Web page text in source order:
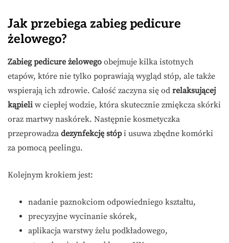
Jak przebiega zabieg pedicure
żelowego?
Zabieg pedicure żelowego obejmuje kilka istotnych
etapów, które nie tylko poprawiają wygląd stóp, ale także
wspierają ich zdrowie. Całość zaczyna się od relaksującej
kąpieli w ciepłej wodzie, która skutecznie zmiękcza skórki
oraz martwy naskórek. Następnie kosmetyczka
przeprowadza dezynfekcję stópi usuwa zbędne komórki
za pomocą peelingu.
Kolejnym krokiem jest:
nadanie paznokciom odpowiedniego kształtu,
precyzyjne wycinanie skórek,
aplikacja warstwy żelu podkładowego,